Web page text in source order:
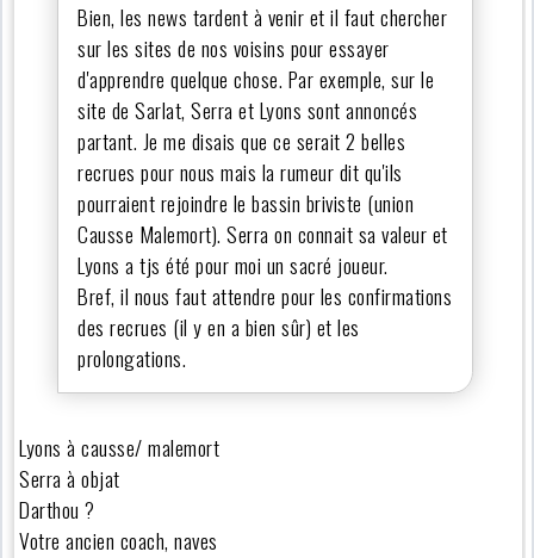
Bien, les news tardent à venir et il faut chercher
sur les sites de nos voisins pour essayer
d'apprendre quelque chose. Par exemple, sur le
site de Sarlat, Serra et Lyons sont annoncés
partant. Je me disais que ce serait 2 belles
recrues pour nous mais la rumeur dit qu'ils
pourraient rejoindre le bassin briviste (union
Causse Malemort). Serra on connait sa valeur et
Lyons a tjs été pour moi un sacré joueur.
Bref, il nous faut attendre pour les confirmations
des recrues (il y en a bien sûr) et les
prolongations.
Lyons à causse/ malemort
Serra à objat
Darthou ?
Votre ancien coach, naves